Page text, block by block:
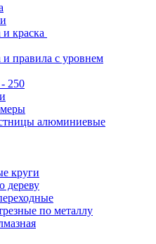
краска
правила с уровнем
250
алюминиевые
круги
дереву
по металлу